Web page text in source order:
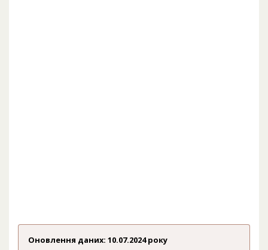
Оновлення даних: 10.07.2024 року